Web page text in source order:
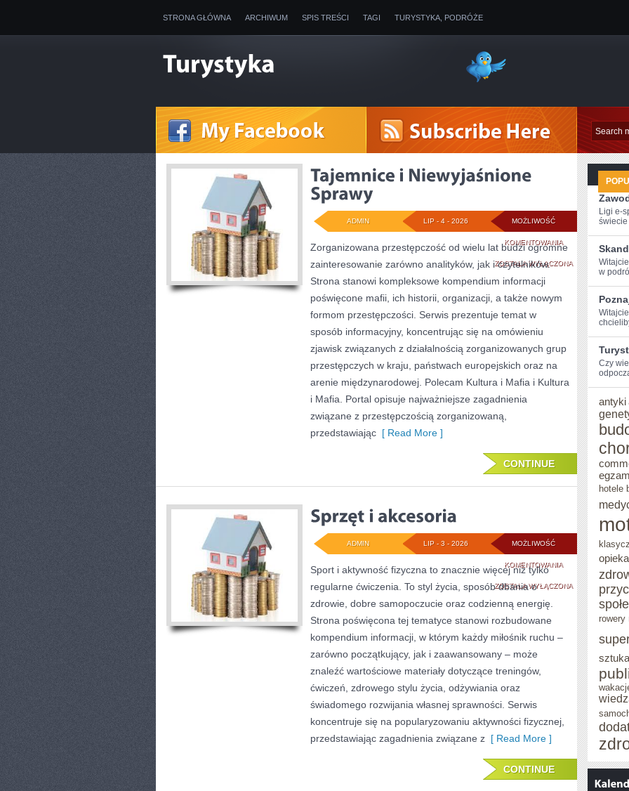
STRONA GŁÓWNA ARCHIWUM SPIS TREŚCI TAGI TURYSTYKA, PODRÓŻE
MOŻLIWOŚĆ
KOMENTOWANIATAJEMNICE
I
NIEWYJAŚNIONE
SPRAWY
ZOSTAŁA WYŁĄCZONA
LIP - 4 - 2026
ADMIN
Zorganizowana przestępczość od wielu lat budzi ogromne
zainteresowanie zarówno analityków, jak i czytelników.
Strona stanowi kompleksowe kompendium informacji
poświęcone mafii, ich historii, organizacji, a także nowym
formom przestępczości. Serwis prezentuje temat w
sposób informacyjny, koncentrując się na omówieniu
zjawisk związanych z działalnością zorganizowanych grup
przestępczych w kraju, państwach europejskich oraz na
arenie międzynarodowej. Polecam Kultura i Mafia i Kultura
i Mafia. Portal opisuje najważniejsze zagadnienia
związane z przestępczością zorganizowaną,
przedstawiając [ Read More ]
CONTINUE
MOŻLIWOŚĆ
KOMENTOWANIASPRZĘT
I
AKCESORIA
ZOSTAŁA WYŁĄCZONA
LIP - 3 - 2026
ADMIN
Sport i aktywność fizyczna to znacznie więcej niż tylko
regularne ćwiczenia. To styl życia, sposób dbania o
zdrowie, dobre samopoczucie oraz codzienną energię.
Strona poświęcona tej tematyce stanowi rozbudowane
kompendium informacji, w którym każdy miłośnik ruchu –
zarówno początkujący, jak i zaawansowany – może
znaleźć wartościowe materiały dotyczące treningów,
ćwiczeń, zdrowego stylu życia, odżywiania oraz
świadomego rozwijania własnej sprawności. Serwis
koncentruje się na popularyzowaniu aktywności fizycznej,
przedstawiając zagadnienia związane z [ Read More ]
CONTINUE
Ligi e-
świecie
w
Czy
antyki
hotele
rowery